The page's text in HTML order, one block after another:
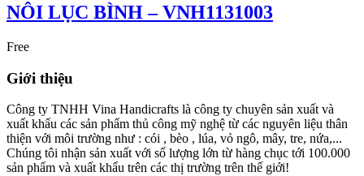
NÔI LỤC BÌNH – VNH1131003
Free
Giới thiệu
Công ty TNHH Vina Handicrafts là công ty chuyên sản xuất và
xuất khẩu các sản phẩm thủ công mỹ nghệ từ các nguyên liệu thân
thiện với môi trường như : cói , bèo , lúa, vỏ ngô, mây, tre, nứa,...
Chúng tôi nhận sản xuất với số lượng lớn từ hàng chục tới 100.000
sản phẩm và xuất khẩu trên các thị trường trên thế giới!